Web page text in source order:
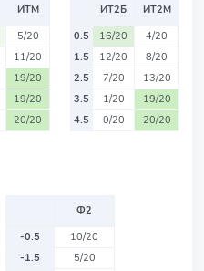
ИТМ
5/20
11/20
19/20
19/20
20/20
ИТ2Б
ИТ2М
0.5
16/20
4/20
1.5
12/20
8/20
2.5
7/20
13/20
3.5
1/20
19/20
4.5
0/20 20/20
Ф2
-0.5
10/20
-1.5
5/20